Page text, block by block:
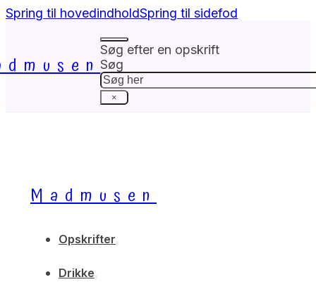
Spring til hovedindholdSpring til sidefod
Søg efter en opskrift
Søg
×
Madmusen
Opskrifter
Drikke